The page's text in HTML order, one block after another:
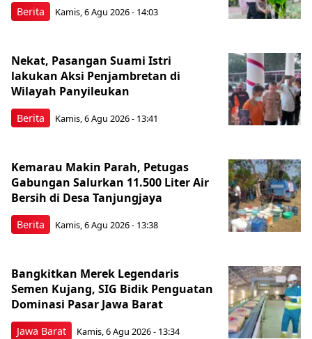
Berita Kamis, 6 Agu 2026 - 14:03
Berita
Nekat, Pasangan Suami Istri
lakukan Aksi Penjambretan di
Wilayah Panyileukan
Kamis, 6 Agu 2026 - 13:41
Berita
Kemarau Makin Parah, Petugas
Gabungan Salurkan 11.500 Liter Air
Bersih di Desa Tanjungjaya
Kamis, 6 Agu 2026 - 13:38
Jawa Barat
Bangkitkan Merek Legendaris
Semen Kujang, SIG Bidik Penguatan
Dominasi Pasar Jawa Barat
Kamis, 6 Agu 2026 - 13:34